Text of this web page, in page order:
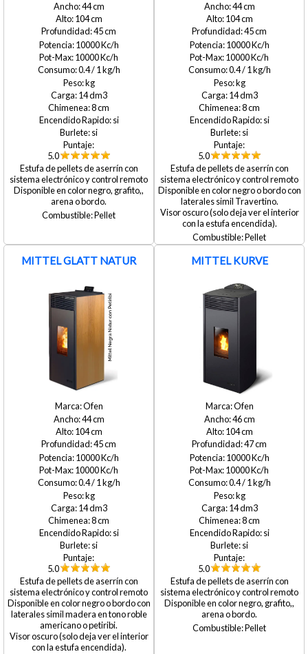
44
104
45
10000
10000
0.4 / 1
14
8
si
si
5.0
Estufa de pellets de aserrín con
sistema electrónico y control remoto
Disponible en color negro, grafito,,
arena o bordo.
Pellet
44
104
45
10000
10000
0.4 / 1
14
8
si
si
5.0
Estufa de pellets de aserrín con
sistema electrónico y control remoto
Disponible en color negro o bordo con
laterales simil Travertino.
Visor oscuro (solo deja ver el interior
con la estufa encendida).
Pellet
MITTEL GLATT NATUR
Ofen
44
104
45
10000
10000
0.4 / 1
14
8
si
si
5.0
Estufa de pellets de aserrín con
sistema electrónico y control remoto
Disponible en color negro o bordo con
laterales simil madera en tono roble
americano o petiribi.
Visor oscuro (solo deja ver el interior
con la estufa encendida).
MITTEL KURVE
Ofen
46
104
47
10000
10000
0.4 / 1
14
8
si
si
5.0
Estufa de pellets de aserrín con
sistema electrónico y control remoto
Disponible en color negro, grafito,,
arena o bordo.
Pellet